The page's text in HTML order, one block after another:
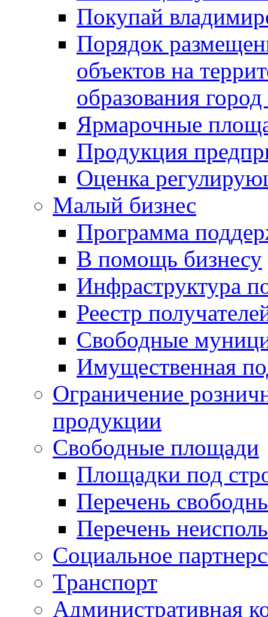
Покупай
Порядок
объектов на
образования
Ярмарочные
Продукция
Оценка
Малый бизнес
Программа
В помощь бизнесу
Инфраструктура
Реестр
Свободные
Имущественная
Ограничение
продукции
Свободные площади
Площадки под
Перечень
Перечень
Социальное
Транспорт
Административная